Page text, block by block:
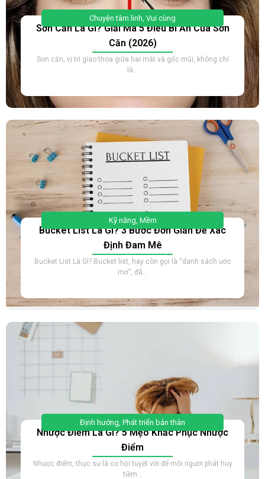
Chuyện tâm linh Vui cùng
Sơn Căn Là Gì? Giải Mã 5 Điều Bí Ẩn Của Sơn
Căn (2026)
Sơn căn, vị trí giao thoa giữa hai mắt và gốc mũi, không chỉ
là...
Kỹ năng Mềm
Bucket List Là Gì? 3 Bước Đơn Giản Để Xác
Định Đam Mê
Bucket List Là Gì? Bucket list, hay còn gọi là “danh sách ước
mơ”, đã...
Định hướng Phát triển bản thân
Nhược Điểm Là Gì? 5 Mẹo Khắc Phục Nhược
Điểm
Nhược điểm, thực sự là cơ hội tuyệt vời để mỗi người phát huy
tiềm...